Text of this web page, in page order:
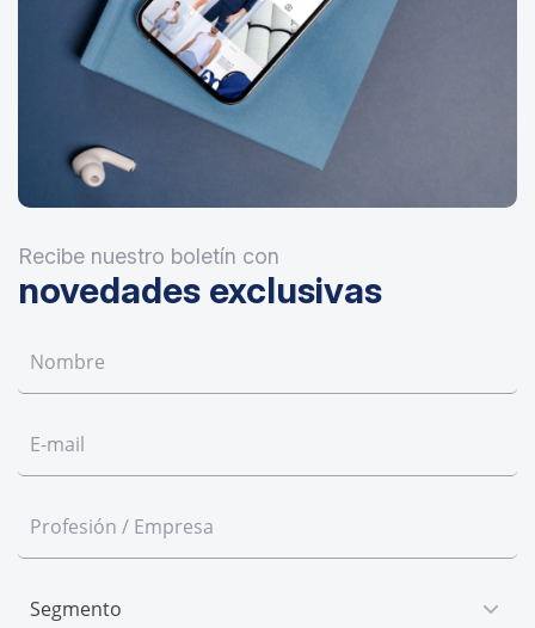
Recibe nuestro boletín con
novedades exclusivas